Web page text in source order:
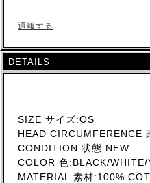
通報する
DETAILS
SIZE サイズ:OS
HEAD CIRCUMFERENCE
CONDITION 状態:NEW
COLOR 色:BLACK/WHITE/
MATERIAL 素材:100%